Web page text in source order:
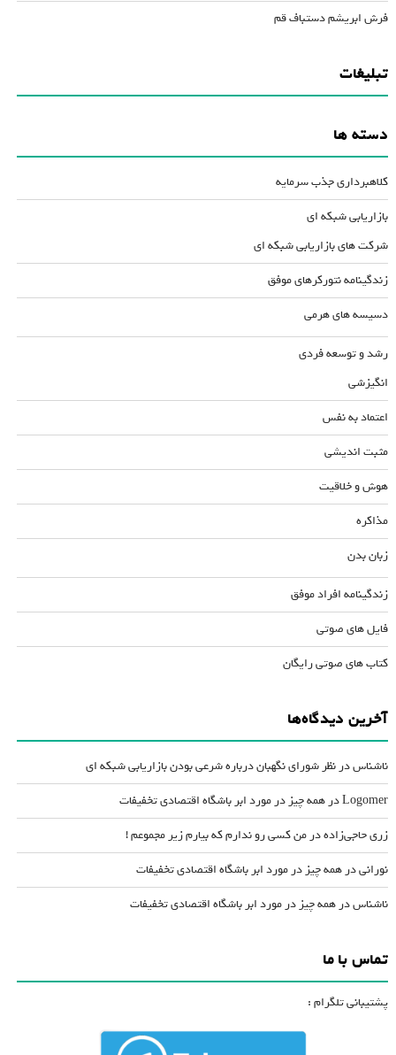
فرش ابریشم دستباف قم
تبلیغات
دسته ها
کلاهبرداری جذب سرمایه
بازاریابی شبکه ای
شرکت های بازاریابی شبکه ای
زندگینامه نتورکرهای موفق
دسیسه های هرمی
رشد و توسعه فردی
انگیزشی
اعتماد به نفس
مثبت اندیشی
هوش و خلاقیت
مذاکره
زبان بدن
زندگینامه افراد موفق
فایل های صوتی
کتاب های صوتی رایگان
آخرین دیدگاه‌ها
ناشناسدرنظر شورای نگهبان درباره شرعی بودن بازاریابی شبکه ای
Logomerدرهمه چیز در مورد ابر باشگاه اقتصادی تخفیفات
زری حاجی‌زادهدرمن کسی رو ندارم که بیارم زیر مجموعم !
نورانیدرهمه چیز در مورد ابر باشگاه اقتصادی تخفیفات
ناشناسدرهمه چیز در مورد ابر باشگاه اقتصادی تخفیفات
تماس با ما
پشتیبانی تلگرام :